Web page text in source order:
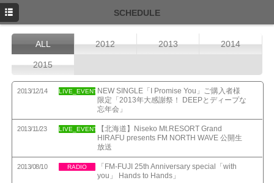
SCHEDULE
ALL 2012 2013 2014
2015
2013/12/14 LIVE_EVENT NEW SINGLE「I Promise You」ご購入者様
限定「2013年大感謝祭！ DEEPとディープな
忘年会」
2013/11/23 LIVE_EVENT
【北海道】Niseko Mt.RESORT Grand
HIRAFU presents FM NORTH WAVE 公開生
放送
2013/08/10 RADIO
「FM-FUJI 25th Anniversary special「with
you」 Hands to Hands」
NEWS
PROFILE
FANCLUB